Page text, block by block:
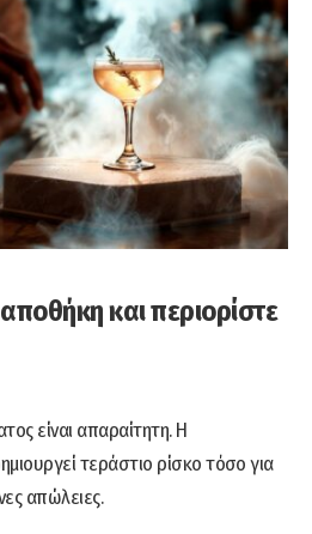
και περιορίστε
είναι απαραίτητη. Η
τεράστιο ρίσκο τόσο για
απώλειες.